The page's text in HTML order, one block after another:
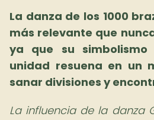
La danza de los 1000
más relevante que
ya que su
unidad resuena en un
sanar divisiones y
La influencia de la danza